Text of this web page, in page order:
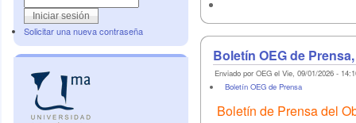
Solicitar una nueva contraseña
Boletín OEG de Prensa,
Enviado por OEG el Vie, 09/01/2026 -
Boletín OEG de Prensa
Boletín de Prensa del